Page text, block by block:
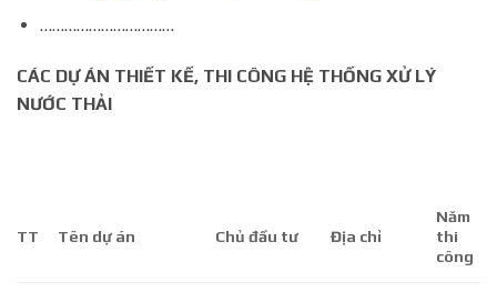
……………………………
CÁC DỰ ÁN THIẾT KẾ, THI CÔNG HỆ THỐNG XỬ LÝ
NƯỚC THẢI
TT Tên dự án Chủ đầu tư Địa chỉ
Năm
thi
công